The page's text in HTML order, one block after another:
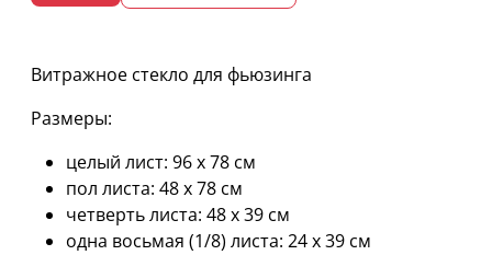
Витражное стекло для фьюзинга
Размеры:
целый лист: 96 х 78 см
пол листа: 48 х 78 см
четверть листа: 48 х 39 см
одна восьмая (1/8) листа: 24 х 39 см